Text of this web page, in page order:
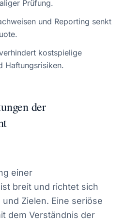
Prüfung.
und Reporting senkt
kostspielige
Haftungsrisiken.
der
einer
breit und richtet sich
Zielen. Eine seriöse
dem Verständnis der